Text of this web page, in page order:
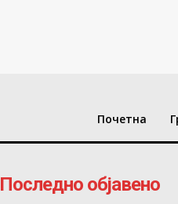
Почетна
Последно објавено